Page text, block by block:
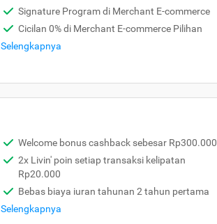
Signature Program di Merchant E-commerce
Cicilan 0% di Merchant E-commerce Pilihan
Selengkapnya
Welcome bonus cashback sebesar Rp300.000
2x Livin' poin setiap transaksi kelipatan
Rp20.000
Bebas biaya iuran tahunan 2 tahun pertama
Selengkapnya